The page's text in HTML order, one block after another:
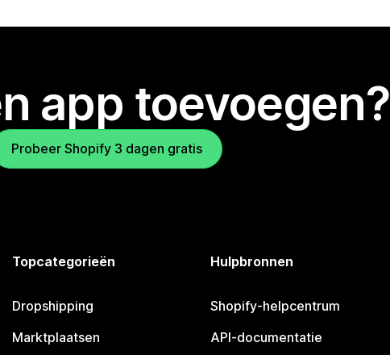
app toevoegen?
Probeer Shopify 3 dagen gratis
Topcategorieën
Dropshipping
Marktplaatsen
Hulpbronnen
Shopify-helpcentrum
API-documentatie